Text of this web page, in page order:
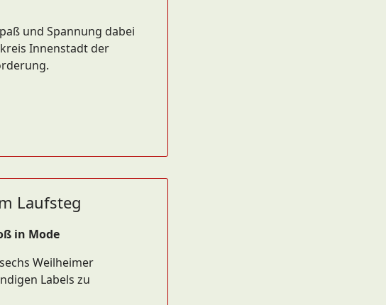
und Spannung dabei
Innenstadt der
Laufsteg
in Mode
Weilheimer
Labels zu